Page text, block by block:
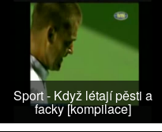
Sport - Když létají pěsti a
facky [kompilace]